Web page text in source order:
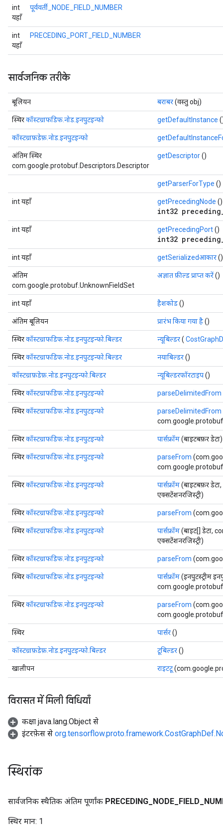
int
यहाँ
पूर्ववर्ती_NODE_FIELD_NUMBER
int
यहाँ
PRECEDING_PORT_FIELD_NUMBER
सार्वजनिक तरीके
बूलियन बराबर(वस्तु obj)
स्थिरकॉस्टग्राफडिफ.नोड.इनपुटइन्फो getDefaultInstance
कॉस्टग्राफ़डेफ़.नोड.इनपुटइन्फो
अंतिम स्थिर
com.google.protobuf.Descriptors.Descriptor
getDescriptor()
getParserForType ()
int यहाँ getPrecedingNode ()
int32
int यहाँ getPrecedingPort()
int32
int यहाँ getSerializedआकार()
अंतिम
com.google.protobuf.UnknownFieldSet
अज्ञात फ़ील्ड प्राप्त करें()
int यहाँ हैशकोड()
अंतिम बूलियन प्रारंभ किया गया है()
स्थिरकॉस्टग्राफडिफ.नोड.इनपुटइन्फो.बिल्डर न्यूबिल्डर(
स्थिरकॉस्टग्राफडिफ.नोड.इनपुटइन्फो.बिल्डर नयाबिल्डर()
कॉस्टग्राफ़डेफ़.नोड.इनपुटइन्फो.बिल्डर न्यूबिल्डरफॉरटाइप()
स्थिरकॉस्टग्राफडिफ.नोड.इनपुटइन्फो parseDelimitedFrom
स्थिरकॉस्टग्राफडिफ.नोड.इनपुटइन्फो parseDelimitedFrom
स्थिरकॉस्टग्राफडिफ.नोड.इनपुटइन्फो पार्सफ्रॉम(बाइटबफ़र डेटा)
स्थिरकॉस्टग्राफडिफ.नोड.इनपुटइन्फो parseFrom
स्थिरकॉस्टग्राफडिफ.नोड.इनपुटइन्फो पार्सफ्रॉम(बाइटबफ़र
एक्सटेंशनरजिस्ट्री)
स्थिरकॉस्टग्राफडिफ.नोड.इनपुटइन्फो parseFrom
स्थिरकॉस्टग्राफडिफ.नोड.इनपुटइन्फो पार्सफ्रॉम(बाइट[] डेटा,
एक्सटेंशनरजिस्ट्री)
स्थिरकॉस्टग्राफडिफ.नोड.इनपुटइन्फो parseFrom
स्थिरकॉस्टग्राफडिफ.नोड.इनपुटइन्फो पार्सफ्रॉम(इनपुटस्ट्रीम
स्थिरकॉस्टग्राफडिफ.नोड.इनपुटइन्फो parseFrom
स्थिर पार्सर()
कॉस्टग्राफ़डेफ़.नोड.इनपुटइन्फो.बिल्डर टूबिल्डर()
खालीपन राइटटू
विरासत में मिली विधियाँ
कक्षा java.lang.Object से
इंटरफ़ेस से
स्थिरांक
सार्वजनिक स्थैतिक अंतिम पूर्णांक PRECEDING NODE FIELD
स्थिर मान: 1